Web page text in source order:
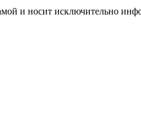
и носит исключительно